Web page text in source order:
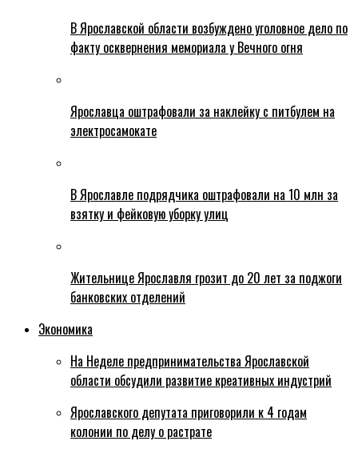
В Ярославской области возбуждено уголовное дело по
факту осквернения мемориала у Вечного огня
Ярославца оштрафовали за наклейку с питбулем на
электросамокате
В Ярославле подрядчика оштрафовали на 10 млн за
взятку и фейковую уборку улиц
Жительнице Ярославля грозит до 20 лет за поджоги
банковских отделений
Экономика
На Неделе предпринимательства Ярославской
области обсудили развитие креативных индустрий
Ярославского депутата приговорили к 4 годам
колонии по делу о растрате